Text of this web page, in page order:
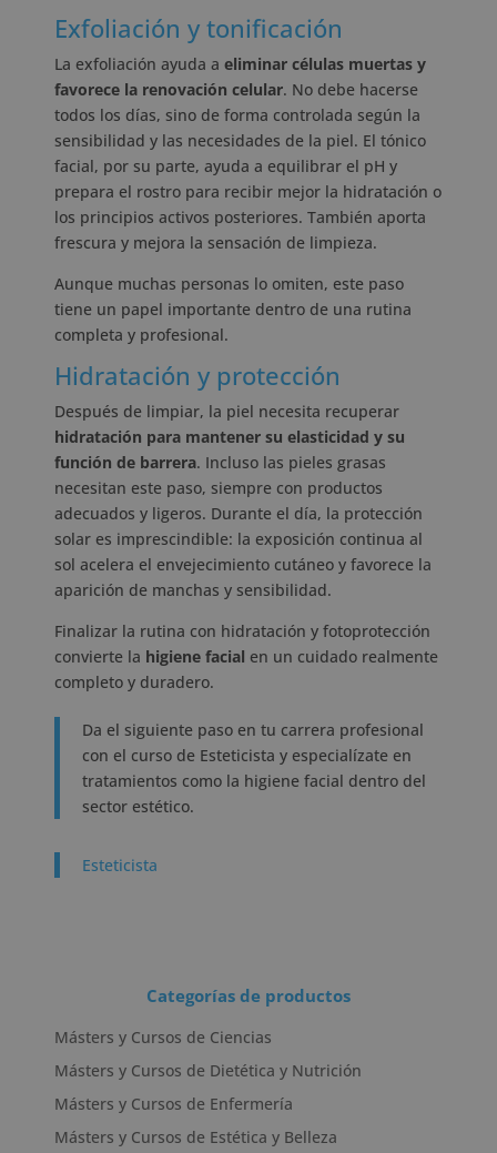
Exfoliación y tonificación
La exfoliación ayuda a eliminar células muertas y
favorece la renovación celular. No debe hacerse
todos los días, sino de forma controlada según la
sensibilidad y las necesidades de la piel. El tónico
facial, por su parte, ayuda a equilibrar el pH y
prepara el rostro para recibir mejor la hidratación o
los principios activos posteriores. También aporta
frescura y mejora la sensación de limpieza.
Aunque muchas personas lo omiten, este paso
tiene un papel importante dentro de una rutina
completa y profesional.
Hidratación y protección
Después de limpiar, la piel necesita recuperar
hidratación para mantener su elasticidad y su
función de barrera. Incluso las pieles grasas
necesitan este paso, siempre con productos
adecuados y ligeros. Durante el día, la protección
solar es imprescindible: la exposición continua al
sol acelera el envejecimiento cutáneo y favorece la
aparición de manchas y sensibilidad.
Finalizar la rutina con hidratación y fotoprotección
convierte la higiene facial en un cuidado realmente
completo y duradero.
Da el siguiente paso en tu carrera profesional
con el curso de Esteticista y especialízate en
tratamientos como la higiene facial dentro del
sector estético.
Esteticista
Categorías de productos
Másters y Cursos de Ciencias
Másters y Cursos de Dietética y Nutrición
Másters y Cursos de Enfermería
Másters y Cursos de Estética y Belleza